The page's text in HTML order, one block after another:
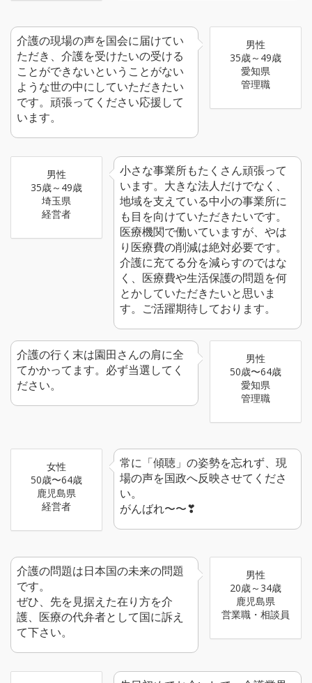
介護の現場の声を国会に届けてい
ただき、介護を受けたいの受ける
ことができないということがない
ような世の中にしていただきたい
です。頑張ってください応援して
います。
男性
35歳～49歳
愛知県
管理職
男性
35歳～49歳
埼玉県
経営者
小さな事業所もたくさん頑張って
います。大きな法人だけでなく、
地域を支えている中小の事業所に
も目を向けていただきたいです。
医療機関で働いていますが、やは
り医療費の削減は絶対必要です。
介護に充てる分を減らすのではな
く、医療費や生活保護の問題を何
とかしていただきたいと思いま
す。ご活躍期待しております。
介護の行く末は園田さんの肩に全
てかかってます。必ず当選してく
ださい。
男性
50歳〜64歳
愛知県
管理職
女性
50歳〜64歳
鹿児島県
経営者
常に「傾聴」の姿勢を忘れず、現
場の声を国政へ反映させてくださ
い。
がんばれ〜〜❣
介護の問題は日本国の未来の問題
です。
ぜひ、先を見据えた在り方を介
護、医療の代弁者として国に訴え
て下さい。
男性
20歳～34歳
鹿児島県
営業職・相談員